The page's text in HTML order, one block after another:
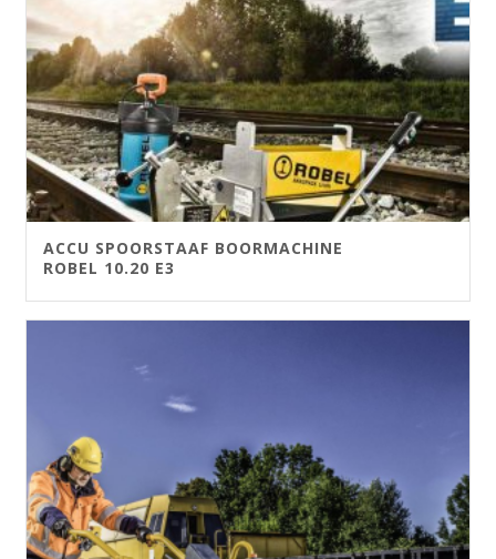
ACCU SPOORSTAAF BOORMACHINE
ROBEL 10.20 E3